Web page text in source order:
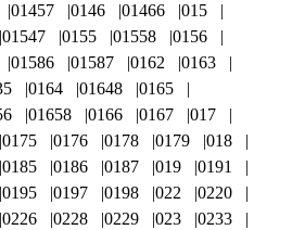
01457 0146 01466
015
01547 0155 01558
0156
01586 01587 0162
0163
0164 01648
0165
01658 0166 0167
017
0175 0176 0178 0179
018
0185 0186 0187 019
0191
0195 0197 0198 022
0220
0226 0228 0229 023 0233